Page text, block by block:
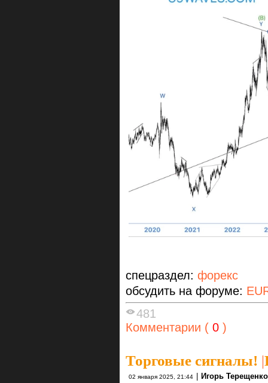
спецраздел: форекс
обсудить на форуме:
481
Комментарии ( 0 )
Торговые сигналы! |
02 января 2025, 21:44 Игорь